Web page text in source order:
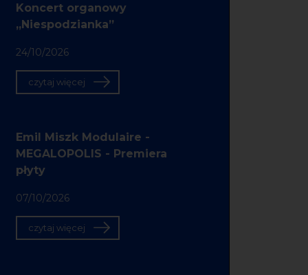
Koncert organowy
„Niespodzianka”
24/10/2026
czytaj więcej
Emil Miszk Modulaire -
MEGALOPOLIS - Premiera
płyty
07/10/2026
czytaj więcej